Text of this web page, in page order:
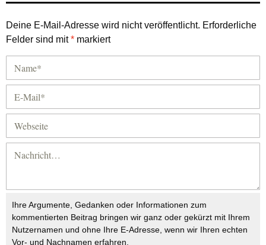
Deine E-Mail-Adresse wird nicht veröffentlicht. Erforderliche
Felder sind mit* markiert
Ihre Argumente, Gedanken oder Informationen zum
kommentierten Beitrag bringen wir ganz oder gekürzt mit Ihrem
Nutzernamen und ohne Ihre E-Adresse, wenn wir Ihren echten
Vor- und Nachnamen erfahren.